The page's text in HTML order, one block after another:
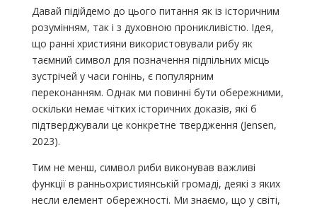
Давай підійдемо до цього питання як із історичним
розумінням, так і з духовною проникливістю. Ідея,
що ранні християни використовували рибу як
таємний символ для позначення підпільних місць
зустрічей у часи гонінь, є популярним
переконанням. Однак ми повинні бути обережними,
оскільки немає чітких історичних доказів, які б
підтверджували це конкретне твердження (Jensen,
2023).
Тим не менш, символ риби виконував важливі
функції в ранньохристиянській громаді, деякі з яких
несли елемент обережності. Ми знаємо, що у світі,